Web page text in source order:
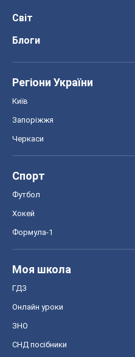
Світ
Блоги
Регіони України
Київ
Запоріжжя
Черкаси
Спорт
Футбол
Хокей
Формула-1
Моя школа
ГДЗ
Онлайн уроки
ЗНО
СНД посібники